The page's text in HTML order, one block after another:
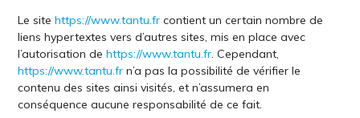
Le sitehttps://www.tantu.fr contient un certain nombre de
liens hypertextes vers d’autres sites, mis en place avec
l’autorisation dehttps://www.tantu.fr. Cependant,
https://www.tantu.fr n’a pas la possibilité de vérifier le
contenu des sites ainsi visités, et n’assumera en
conséquence aucune responsabilité de ce fait.